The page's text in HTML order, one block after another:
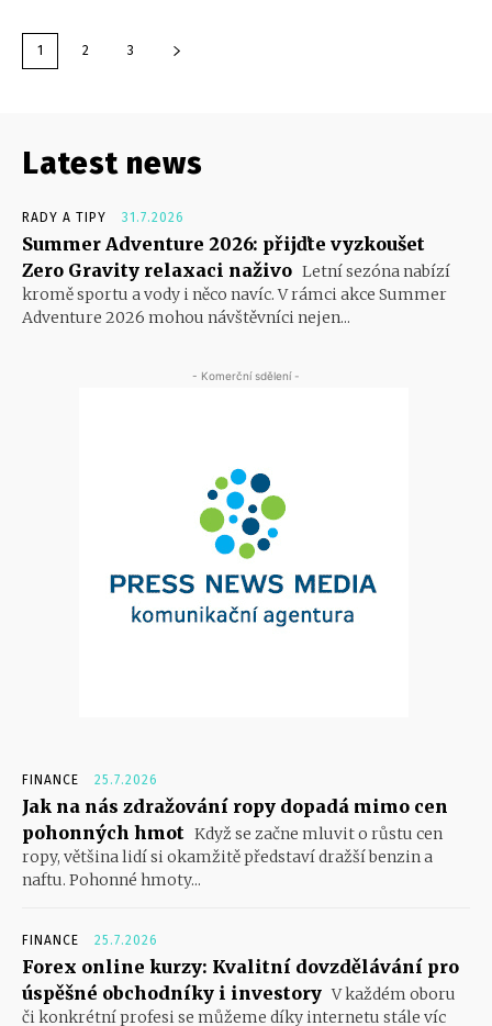
1 2 3
Latest news
RADY A TIPY 31.7.2026
Summer Adventure 2026: přijďte vyzkoušet
Zero Gravity relaxaci naživo Letní sezóna nabízí
kromě sportu a vody i něco navíc. V rámci akce Summer
Adventure 2026 mohou návštěvníci nejen...
- Komerční sdělení -
FINANCE 25.7.2026
Jak na nás zdražování ropy dopadá mimo cen
pohonných hmot Když se začne mluvit o růstu cen
ropy, většina lidí si okamžitě představí dražší benzin a
naftu. Pohonné hmoty...
FINANCE 25.7.2026
Forex online kurzy: Kvalitní dovzdělávání pro
úspěšné obchodníky i investory V každém oboru
či konkrétní profesi se můžeme díky internetu stále víc